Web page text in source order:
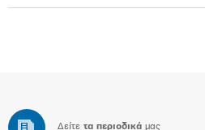
Δείτε τα περιοδικά μας